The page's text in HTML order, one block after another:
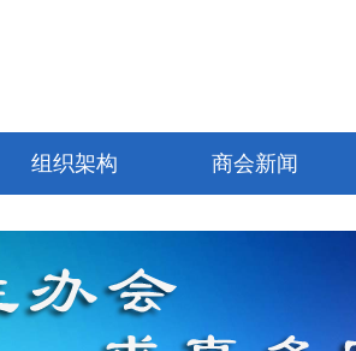
组织架构 商会新闻